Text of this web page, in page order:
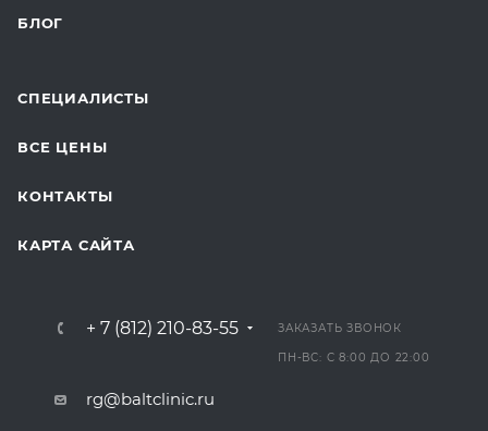
БЛОГ
СПЕЦИАЛИСТЫ
ВСЕ ЦЕНЫ
КОНТАКТЫ
КАРТА САЙТА
+ 7 (812) 210-83-55 ЗАКАЗАТЬ ЗВОНОК
ПН-ВС: С 8:00 ДО 22:00
rg@baltclinic.ru